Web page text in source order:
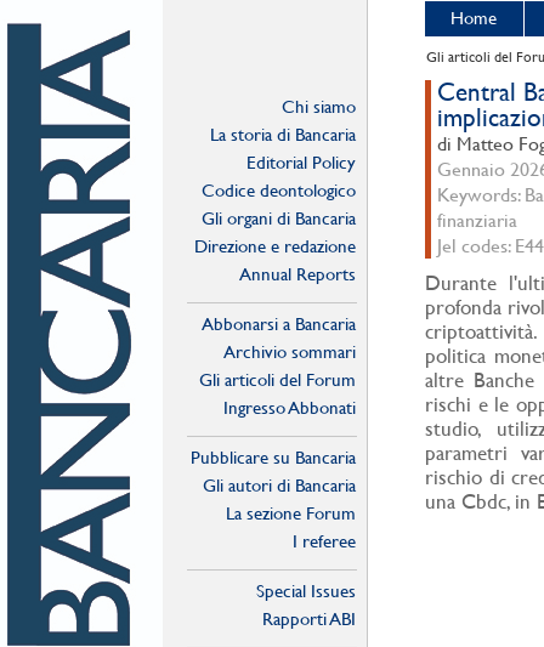
Chi siamo
La storia di Bancaria
Editorial Policy
Codice deontologico
Gli organi di Bancaria
Direzione e redazione
Annual Reports
Abbonarsi a Bancaria
Archivio sommari
Gli articoli del Forum
Ingresso Abbonati
Pubblicare su Bancaria
Gli autori di Bancaria
La sezione Forum
I referee
Special Issues
Rapporti ABI
Home
Gli articoli del
Central
di Matteo
Gennaio
Keywords:
finanziaria
Jel codes:
Durante
profonda
criptoattività.
politica
altre
rischi e le
studio,
parametri
rischio di
una Cbdc, in